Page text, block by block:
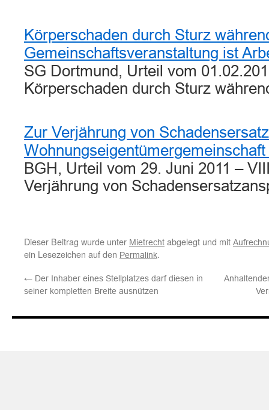
Körperschaden durch Sturz
Gemeinschaftsveranstaltung ist
SG Dortmund, Urteil vom
Körperschaden durch Sturz
Zur Verjährung von
BGH, Urteil vom 29. Juni 2011 –
Verjährung von
Dieser Beitrag wurde unter Mietrecht abgelegt und mit
ein Lesezeichen auf den Permalink.
← Der Inhaber eines Stellplatzes darf diesen in
seiner kompletten Breite ausnützen